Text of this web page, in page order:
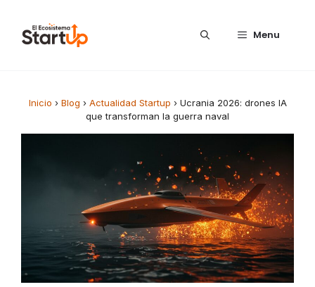
Menu
Inicio › Blog › Actualidad Startup › Ucrania 2026: drones IA
que transforman la guerra naval